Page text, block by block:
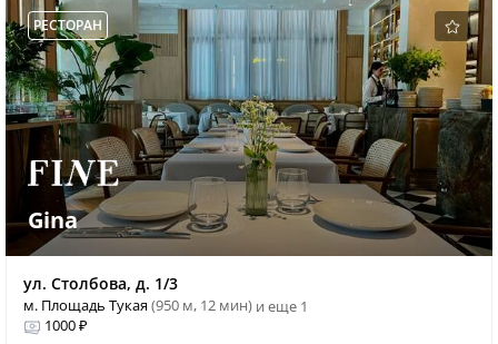
РЕСТОРАН
Gina
ул. Столбова, д. 1/3
м. Площадь Тукая(950 м, 12 мин) и еще 1
1000 ₽